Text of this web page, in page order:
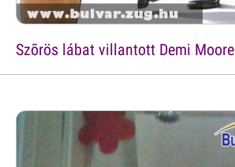
Szõrös lábat villantott Demi Moore